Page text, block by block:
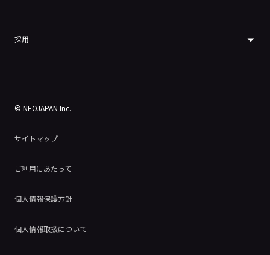
採用
© NEOJAPAN Inc.
サイトマップ
ご利用にあたって
個人情報保護方針
個人情報取扱について